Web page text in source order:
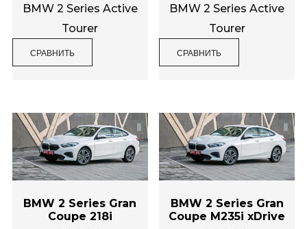
Метки товаров
ц
е
а
0
и
з
BMW 2 Series Active
Tourer
СРАВНИТЬ
ц
е
а
0
и
з
BMW 2 Series Active
Tourer
СРАВНИТЬ
BMW 2 Series Gran
Coupe 218i
BMW 2 Series Gran
Coupe M235i xDrive